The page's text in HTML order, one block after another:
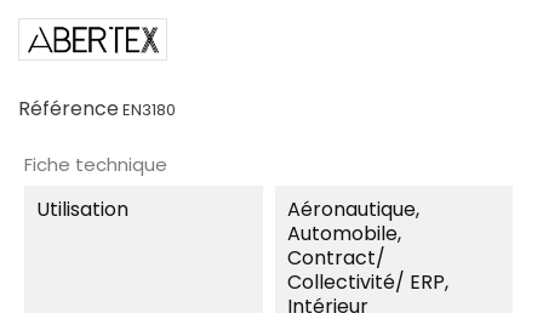
RéférenceEN3180
Fiche technique
Utilisation
Aéronautique,
Automobile,
Contract/
Collectivité/ ERP,
Intérieur